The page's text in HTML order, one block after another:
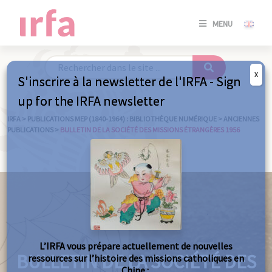
MENU
SE
/
IRFA > PUBLICATIONS MEP (1840-1964) : BIBLIOTHÈQUE NUMÉRIQUE > ANCIENNES
PUBLICATIONS > BULLETIN DE LA SOCIÉTÉ DES MISSIONS ÉTRANGÈRES 1956
BULLETIN DE LA SOCIÉTÉ DES
S'inscrire à la newsletter de l'IRFA - Sign
up for the IRFA newsletter
L’IRFA vous prépare actuellement de nouvelles
ressources sur l’histoire des missions catholiques en
X